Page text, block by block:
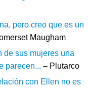
pero creo que es un
Maugham
de sus mujeres una
parecen... – Plutarco
con Ellen no es